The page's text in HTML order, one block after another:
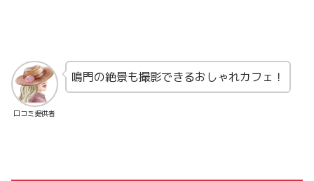
口コミ提供者
鳴門の絶景も撮影できるおしゃれカフェ！